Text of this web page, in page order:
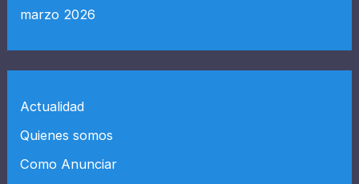
marzo 2026
Actualidad
Quienes somos
Como Anunciar